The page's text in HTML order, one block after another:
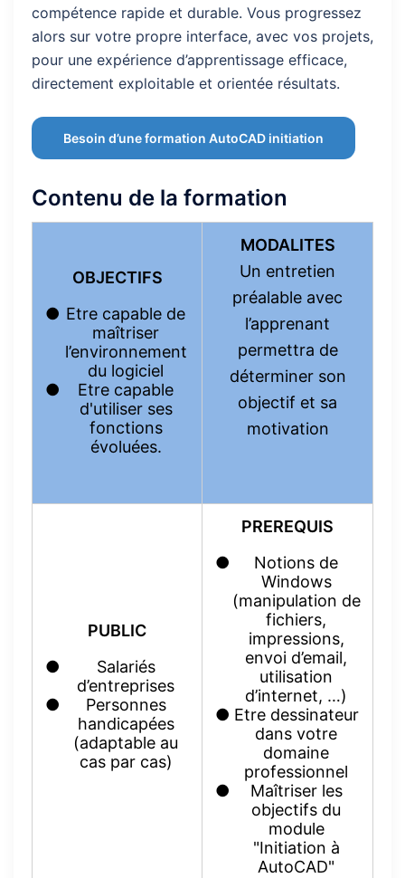
compétence rapide et durable. Vous progressez
alors sur votre propre interface, avec vos projets,
pour une expérience d’apprentissage efficace,
directement exploitable et orientée résultats.
Besoin d’une formation AutoCAD initiation
Contenu de la formation
OBJECTIFS
Etre capable de
maîtriser
l’environnement
du logiciel
Etre capable
d'utiliser ses
fonctions
évoluées.
MODALITES
Un entretien
préalable avec
l’apprenant
permettra de
déterminer son
objectif et sa
motivation
PUBLIC
Salariés
d’entreprises
Personnes
handicapées
(adaptable au
cas par cas)
PREREQUIS
Notions de
Windows
(manipulation de
fichiers,
impressions,
envoi d’email,
utilisation
d’internet, …)
Etre dessinateur
dans votre
domaine
professionnel
Maîtriser les
objectifs du
module
"Initiation à
AutoCAD"